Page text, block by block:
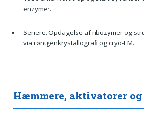
enzymer.
Senere: Opdagelse af ribozymer og
via røntgenkrystallografi og cryo-EM.
Hæmmere, aktivatorer